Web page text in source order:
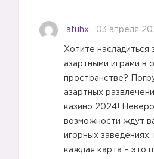
afuhx 03 апреля
Хотите
азартными играми в
пространстве?
азартных
казино 2024!
возможности ждут
игорных заведениях,
каждая карта – это